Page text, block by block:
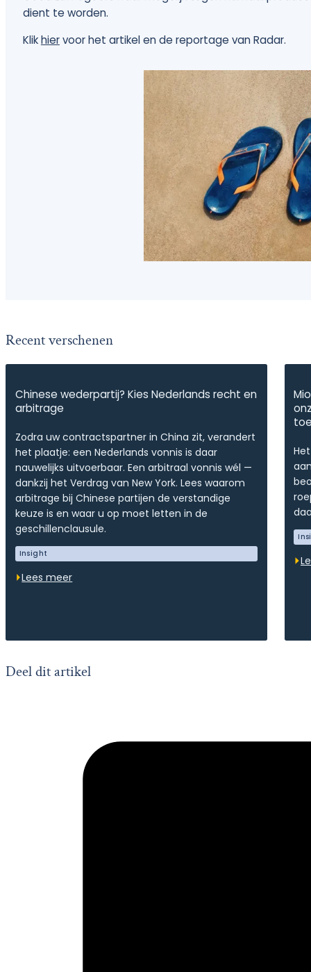
dient te worden.
Klikhiervoor het artikel en de reportage van Radar.
Recent verschenen
Chinese wederpartij? Kies Nederlands recht en
arbitrage
Zodra uw contractspartner in China zit, verandert
het plaatje: een Nederlands vonnis is daar
nauwelijks uitvoerbaar. Een arbitraal vonnis wél —
dankzij het Verdrag van New York. Lees waarom
arbitrage bij Chinese partijen de verstandige
keuze is en waar u op moet letten in de
geschillenclausule.
Insight
Lees meer
Deel dit artikel